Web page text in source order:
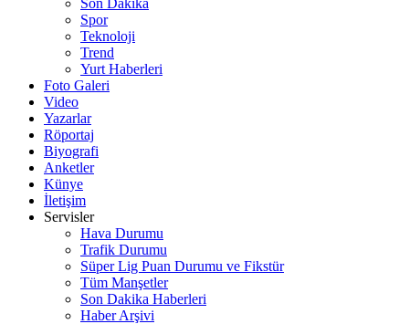
Son Dakika
Spor
Teknoloji
Trend
Yurt Haberleri
Foto Galeri
Video
Yazarlar
Röportaj
Biyografi
Anketler
Künye
İletişim
Servisler
Hava Durumu
Trafik Durumu
Süper Lig Puan Durumu ve Fikstür
Tüm Manşetler
Son Dakika Haberleri
Haber Arşivi